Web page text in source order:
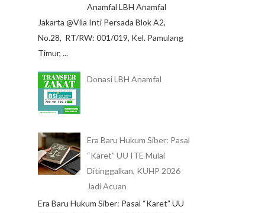
Anamfal LBH Anamfal
Jakarta @Vila Inti Persada Blok A2,
No.28, RT/RW: 001/019, Kel. Pamulang
Timur, ...
Donasi LBH Anamfal
Era Baru Hukum Siber: Pasal
“Karet” UU ITE Mulai
Ditinggalkan, KUHP 2026
Jadi Acuan
Era Baru Hukum Siber: Pasal “Karet” UU